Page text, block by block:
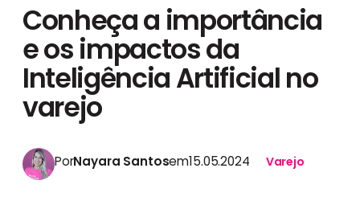
Conheça a importância
e os impactos da
Inteligência Artificial no
varejo
PorNayara Santosem15.05.2024 Varejo